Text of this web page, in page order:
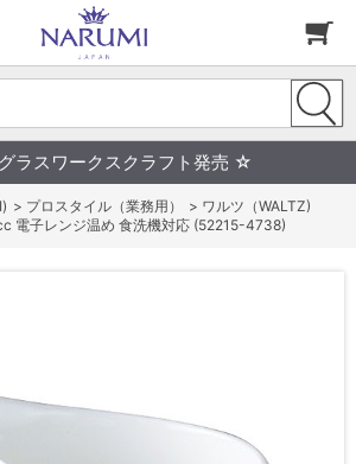
ラスワークスクラフト発売 ☆
> プロスタイル（業務用） > ワルツ（WALTZ)
電子レンジ温め 食洗機対応 (52215-4738)